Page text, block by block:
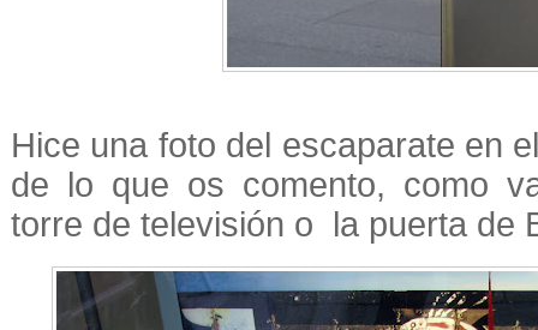
Hice una foto del escaparate en
de lo que os comento, como
torre de televisión o la puerta de